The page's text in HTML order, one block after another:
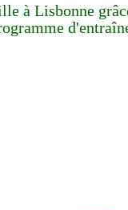
à Lisbonne